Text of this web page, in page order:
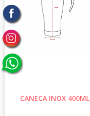
CANECA INOX 400ML